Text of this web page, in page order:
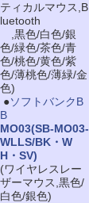
ティカルマウス,B
luetooth
,黒色/白色/銀
色/緑色/茶色/青
色/桃色/黄色/紫
色/薄桃色/薄緑/金
色)
●ソフトバンクB
B
MO03(SB-MO03-
WLLS/BK・W
H・SV)
(ワイヤレスレー
ザーマウス,黒色/
白色/銀色)